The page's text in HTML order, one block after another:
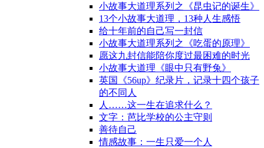
小故事大道理系列之《昆虫记的诞生》
13个小故事大道理，13种人生感悟
给十年前的自己写一封信
小故事大道理系列之《吃蛋的原理》
愿这九封信能陪你度过最困难的时光
小故事大道理《眼中只有野兔》
英国《56up》纪录片，记录十四个孩子
的不同人
人……这一生在追求什么？
文字：芭比学校的公主守则
善待自己
情感故事：一生只爱一个人